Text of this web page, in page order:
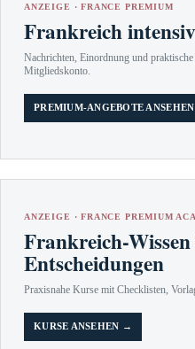
ANZEIGE · FRANCE PREMIUM
Frankreich
Nachrichten, Einordnung und
Mitgliedskonto.
PREMIUM-ANGEBOTE
ANZEIGE · FRANCE PREMIUM
Frankreich-
Entscheidungen
Praxisnahe Kurse mit Checklisten,
KURSE ANSEHEN →